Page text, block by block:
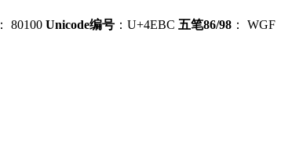
： 80100 Unicode编号 ：U+4EBC 五笔86/98 ： WGF